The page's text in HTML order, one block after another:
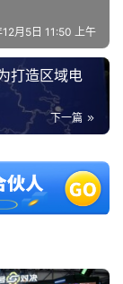
月5日 11:50 上午
打造区域电
下一篇